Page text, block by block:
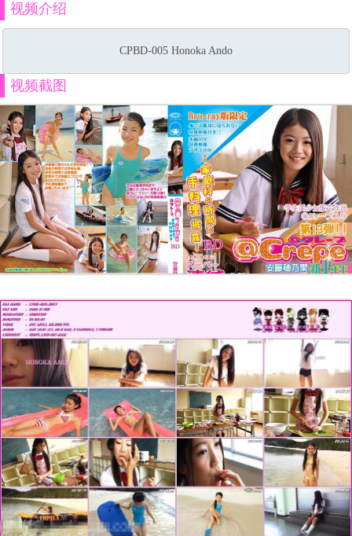
视频介绍
CPBD-005 Honoka Ando
视频截图